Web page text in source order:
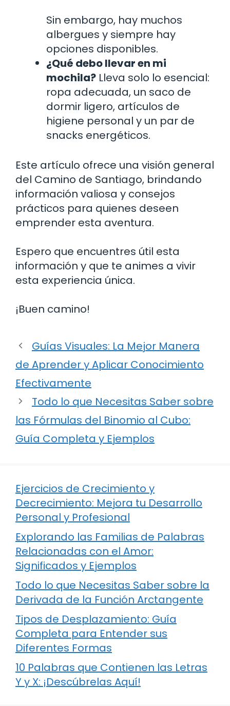
Sin embargo, hay muchos
albergues y siempre hay
opciones disponibles.
¿Qué debo llevar en mi
mochila? Lleva solo lo esencial:
ropa adecuada, un saco de
dormir ligero, artículos de
higiene personal y un par de
snacks energéticos.
Este artículo ofrece una visión general
del Camino de Santiago, brindando
información valiosa y consejos
prácticos para quienes deseen
emprender esta aventura.
Espero que encuentres útil esta
información y que te animes a vivir
esta experiencia única.
¡Buen camino!
Guías Visuales: La Mejor Manera
de Aprender y Aplicar Conocimiento
Efectivamente
Todo lo que Necesitas Saber sobre
las Fórmulas del Binomio al Cubo:
Guía Completa y Ejemplos
Ejercicios de Crecimiento y
Decrecimiento: Mejora tu Desarrollo
Personal y Profesional
Explorando las Familias de Palabras
Relacionadas con el Amor:
Significados y Ejemplos
Todo lo que Necesitas Saber sobre la
Derivada de la Función Arctangente
Tipos de Desplazamiento: Guía
Completa para Entender sus
Diferentes Formas
10 Palabras que Contienen las Letras
Y y X: ¡Descúbrelas Aquí!